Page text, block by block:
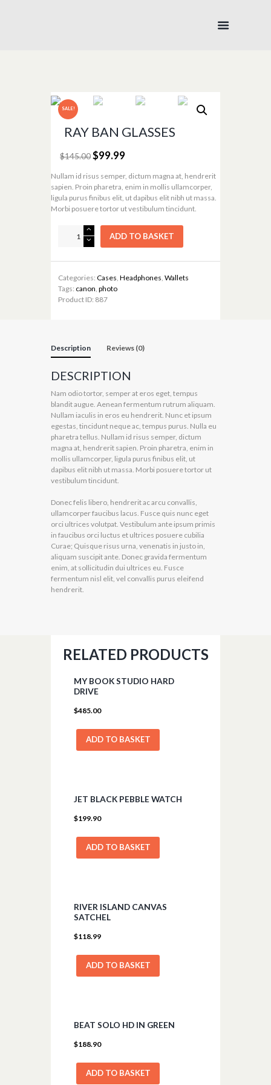
SALE!
RAY BAN GLASSES
$145.00$99.99
Nullam id risus semper, dictum magna at, hendrerit
sapien. Proin pharetra, enim in mollis ullamcorper,
ligula purus finibus elit, ut dapibus elit nibh ut massa.
Morbi posuere tortor ut vestibulum tincidunt.
quantity
ADD TO BASKET
Categories: Cases Headphones Wallets
Tags: canon photo
Product ID: 887
Description Reviews (0)
DESCRIPTION
Nam odio tortor, semper at eros eget, tempus
blandit augue. Aenean fermentum rutrum aliquam.
Nullam iaculis in eros eu hendrerit. Nunc et ipsum
egestas, tincidunt neque ac, tempus purus. Nulla eu
pharetra tellus. Nullam id risus semper, dictum
magna at, hendrerit sapien. Proin pharetra, enim in
mollis ullamcorper, ligula purus finibus elit, ut
dapibus elit nibh ut massa. Morbi posuere tortor ut
vestibulum tincidunt.
Donec felis libero, hendrerit ac arcu convallis,
ullamcorper faucibus lacus. Fusce quis nunc eget
orci ultrices volutpat. Vestibulum ante ipsum primis
in faucibus orci luctus et ultrices posuere cubilia
Curae; Quisque risus urna, venenatis in justo in,
aliquam suscipit ante. Donec gravida fermentum
enim, at sollicitudin dui ultrices eu. Fusce
fermentum nisl elit, vel convallis purus eleifend
hendrerit.
RELATED PRODUCTS
MY BOOK STUDIO HARD
DRIVE
$485.00
ADD TO BASKET
JET BLACK PEBBLE WATCH
$199.90
ADD TO BASKET
RIVER ISLAND CANVAS
SATCHEL
$118.99
ADD TO BASKET
BEAT SOLO HD IN GREEN
$188.90
ADD TO BASKET